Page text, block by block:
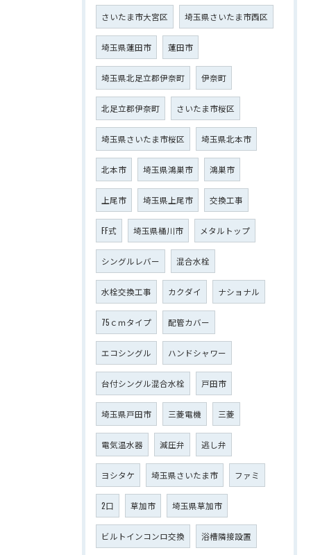
さいたま市大宮区 埼玉県さいたま市西区
埼玉県蓮田市 蓮田市
埼玉県北足立郡伊奈町 伊奈町
北足立郡伊奈町 さいたま市桜区
埼玉県さいたま市桜区 埼玉県北本市
北本市 埼玉県鴻巣市 鴻巣市
上尾市 埼玉県上尾市 交換工事
FF式 埼玉県桶川市 メタルトップ
シングルレバー 混合水栓
水栓交換工事 カクダイ ナショナル
75ｃｍタイプ 配管カバー
エコシングル ハンドシャワー
台付シングル混合水栓 戸田市
埼玉県戸田市 三菱電機 三菱
電気温水器 減圧弁 逃し弁
ヨシタケ 埼玉県さいたま市 ファミ
2口 草加市 埼玉県草加市
ビルトインコンロ交換 浴槽隣接設置